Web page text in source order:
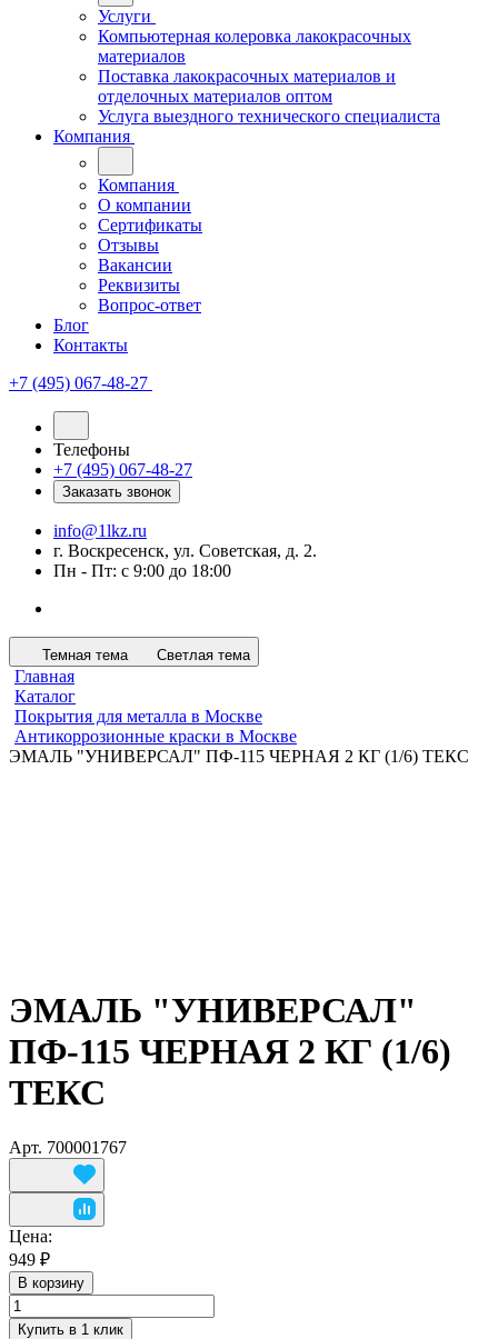
Услуги
Компьютерная колеровка лакокрасочных
материалов
Поставка лакокрасочных материалов и
отделочных материалов оптом
Услуга выездного технического специалиста
Компания
Компания
О компании
Сертификаты
Отзывы
Вакансии
Реквизиты
Вопрос-ответ
Блог
Контакты
+7 (495) 067-48-27
Телефоны
+7 (495) 067-48-27
Заказать звонок
info@1lkz.ru
г. Воскресенск, ул. Советская, д. 2.
Пн - Пт: с 9:00 до 18:00
Темная тема Светлая тема
Главная
Каталог
Покрытия для металла в Москве
Антикоррозионные краски в Москве
ЭМАЛЬ "УНИВЕРСАЛ" ПФ-115 ЧЕРНАЯ 2 КГ (1/6) ТЕКС
ЭМАЛЬ "УНИВЕРСАЛ"
ПФ-115 ЧЕРНАЯ 2 КГ (1/6)
ТЕКС
Арт. 700001767
Цена:
949 ₽
В корзину
Купить в 1 клик